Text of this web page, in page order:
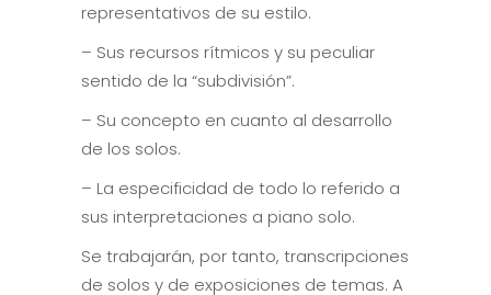
representativos de su estilo.
– Sus recursos rítmicos y su peculiar
sentido de la “subdivisión”.
– Su concepto en cuanto al desarrollo
de los solos.
– La especificidad de todo lo referido a
sus interpretaciones a piano solo.
Se trabajarán, por tanto, transcripciones
de solos y de exposiciones de temas. A